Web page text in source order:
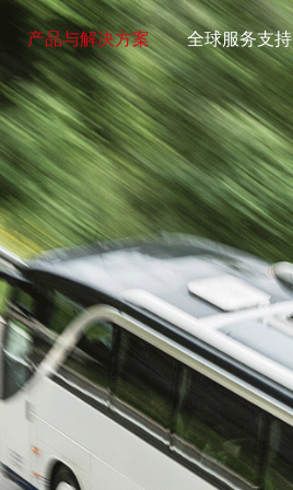
产品与解决方案 全球服务支持